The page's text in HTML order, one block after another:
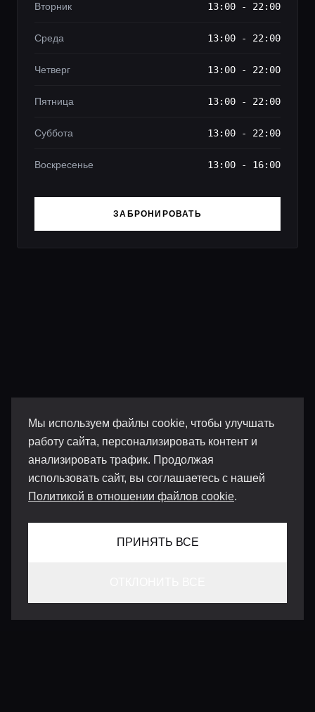
Мы используем файлы cookie, чтобы улучшать
работу сайта, персонализировать контент и
анализировать трафик. Продолжая
использовать сайт, вы соглашаетесь с нашей
Политикой в отношении файлов cookie.
ПРИНЯТЬ ВСЕ
Вторник 13:00 - 22:00
Среда 13:00 - 22:00
Четверг 13:00 - 22:00
Пятница 13:00 - 22:00
Суббота 13:00 - 22:00
Воскресенье 13:00 - 16:00
ЗАБРОНИРОВАТЬ